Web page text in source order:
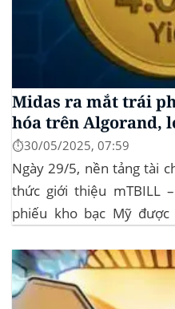
Midas ra mắt trái
hóa trên Algorand,
⏱️30/05/2025, 07:59
Ngày 29/5, nền tảng tài
thức giới thiệu mTBILL
phiếu kho bạc Mỹ
không yêu cầu mức đầu
bảo chứng bằng...